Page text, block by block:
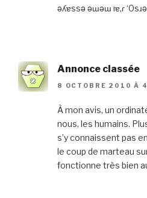
ǝʎɐssǝ ǝɯǝɯ ıɐ,ɾ
Annonce classée
8 OCTOBRE 2010 À
À mon avis, un
nous, les humains.
s’y connaissent pas
le coup de marteau
fonctionne très bien